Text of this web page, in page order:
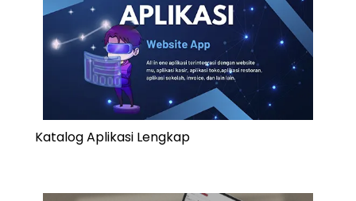
Katalog Aplikasi Lengkap